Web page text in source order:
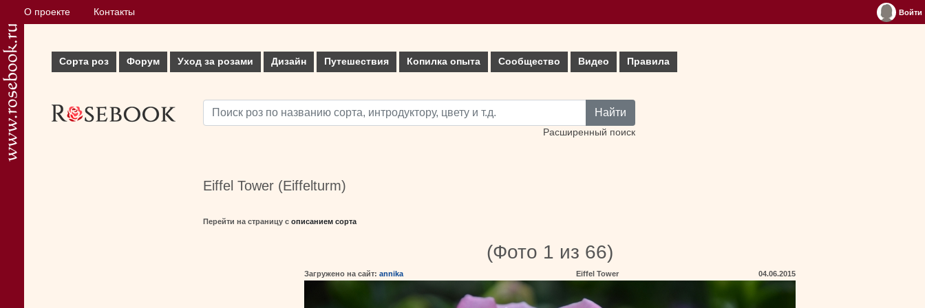
О проекте Контакты Войти
Сорта роз Форум Уход за розами Дизайн Путешествия Копилка опыта Сообщество Видео Правила
Найти
Расширенный поиск
Eiffel Tower (Eiffelturm)
Перейти на страницу с описанием сорта
(Фото 1 из 66)
Загружено на сайт: annika Eiffel Tower 04.06.2015